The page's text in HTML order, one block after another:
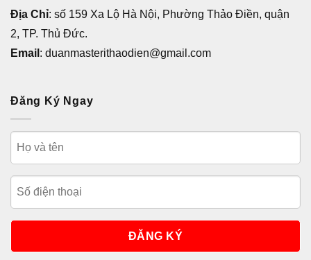
Địa Chỉ: số 159 Xa Lộ Hà Nội, Phường Thảo Điền, quận
2, TP. Thủ Đức.
Email : duanmasterithaodien@gmail.com
Đăng Ký Ngay